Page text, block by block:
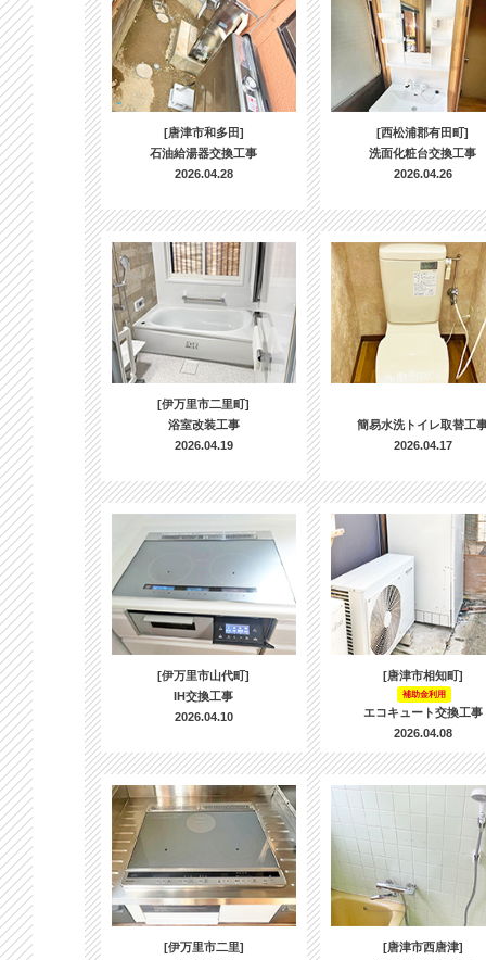
[唐津市和多田]
石油給湯器交換工事
2026.04.28
[西松浦郡有田町]
洗面化粧台交換工事
2026.04.26
[伊万里市二里町]
浴室改装工事
2026.04.19
簡易水洗トイレ取替工
2026.04.17
[伊万里市山代町]
IH交換工事
2026.04.10
[唐津市相知町]
補助金利用
エコキュート交換工事
2026.04.08
[伊万里市二里]
[唐津市西唐津]